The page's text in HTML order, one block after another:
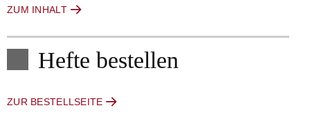
ZUM INHALT
Hefte bestellen
ZUR BESTELLSEITE